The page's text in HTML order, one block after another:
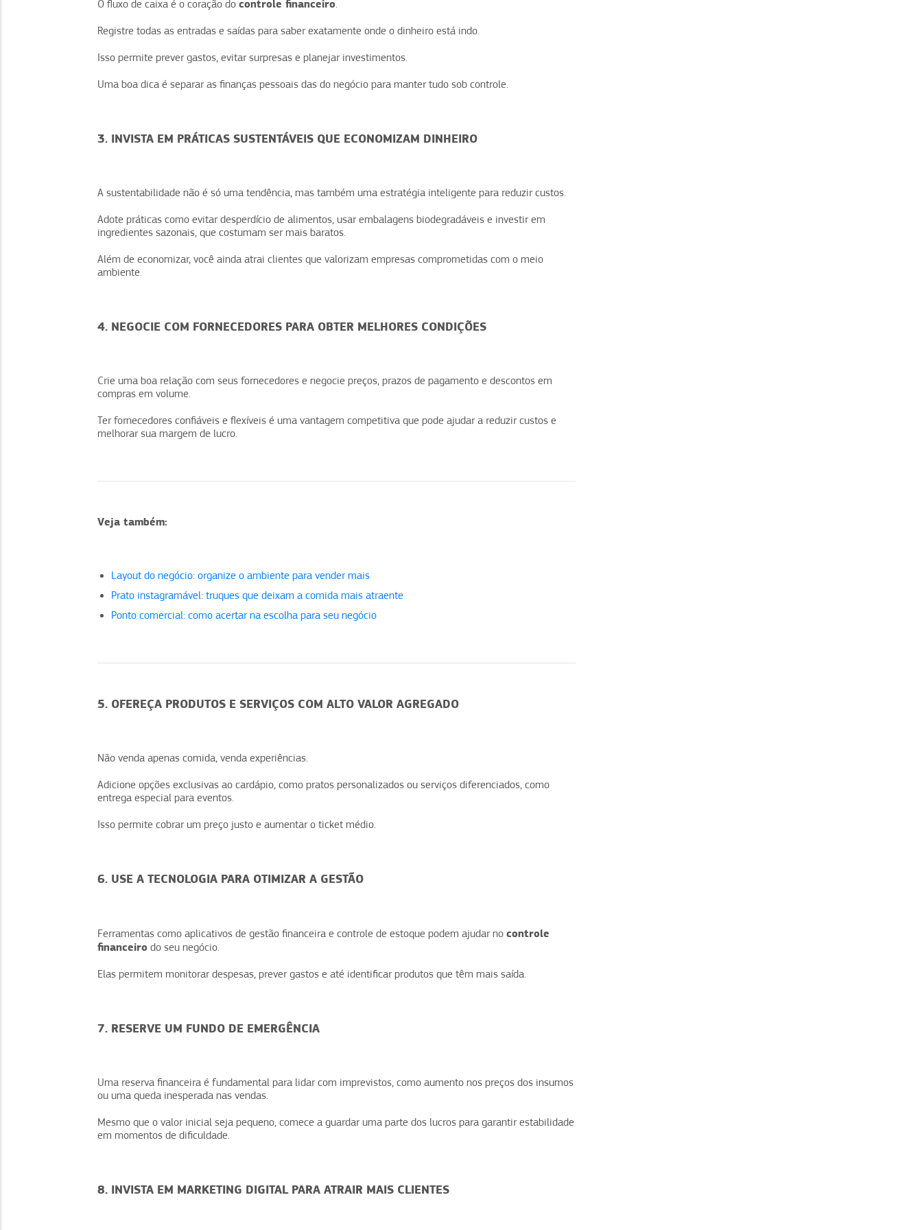
O fluxo de caixa é o coração do controle financeiro.
Registre todas as entradas e saídas para saber exatamente onde o dinheiro está indo.
Isso permite prever gastos, evitar surpresas e planejar investimentos.
Uma boa dica é separar as finanças pessoais das do negócio para manter tudo sob controle.
3. INVISTA EM PRÁTICAS SUSTENTÁVEIS QUE ECONOMIZAM DINHEIRO
A sustentabilidade não é só uma tendência, mas também uma estratégia inteligente para reduzir custos.
Adote práticas como evitar desperdício de alimentos, usar embalagens biodegradáveis e investir em
ingredientes sazonais, que costumam ser mais baratos.
Além de economizar, você ainda atrai clientes que valorizam empresas comprometidas com o meio
ambiente.
4. NEGOCIE COM FORNECEDORES PARA OBTER MELHORES CONDIÇÕES
Crie uma boa relação com seus fornecedores e negocie preços, prazos de pagamento e descontos em
compras em volume.
Ter fornecedores confiáveis e flexíveis é uma vantagem competitiva que pode ajudar a reduzir custos e
melhorar sua margem de lucro.
Veja também:
Layout do negócio: organize o ambiente para vender mais
Prato instagramável: truques que deixam a comida mais atraente
Ponto comercial: como acertar na escolha para seu negócio
5. OFEREÇA PRODUTOS E SERVIÇOS COM ALTO VALOR AGREGADO
Não venda apenas comida, venda experiências.
Adicione opções exclusivas ao cardápio, como pratos personalizados ou serviços diferenciados, como
entrega especial para eventos.
Isso permite cobrar um preço justo e aumentar o ticket médio.
6. USE A TECNOLOGIA PARA OTIMIZAR A GESTÃO
Ferramentas como aplicativos de gestão financeira e controle de estoque podem ajudar no controle
financeiro do seu negócio.
Elas permitem monitorar despesas, prever gastos e até identificar produtos que têm mais saída.
7. RESERVE UM FUNDO DE EMERGÊNCIA
Uma reserva financeira é fundamental para lidar com imprevistos, como aumento nos preços dos insumos
ou uma queda inesperada nas vendas.
Mesmo que o valor inicial seja pequeno, comece a guardar uma parte dos lucros para garantir estabilidade
em momentos de dificuldade.
8. INVISTA EM MARKETING DIGITAL PARA ATRAIR MAIS CLIENTES